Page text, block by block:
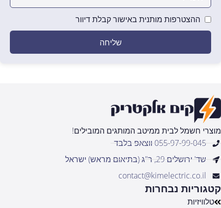
ההצטרפות מותנית באישור קבלת דיוור
שליחה
מוצרי חשמל לבית ממיטב המותגים המובילים!
055-97-99-045 ווצאפ בלבד
שד' ירושלים 29, ר"ג (בתיאום מראש) ישראל
contact@kimelectric.co.il
קטגוריות נבחרות
טלוויזיות